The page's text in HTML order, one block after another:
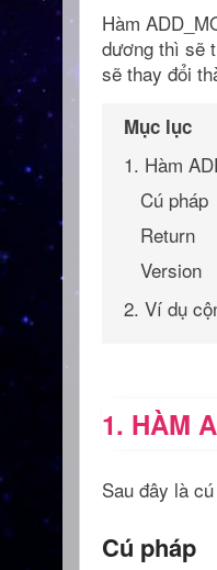
Hàm
dương thì sẽ
sẽ thay đổi
Mục lục
1. Hàm
Cú pháp
Return
Version
2. Ví dụ
1. HÀM
Sau đây là
Cú pháp